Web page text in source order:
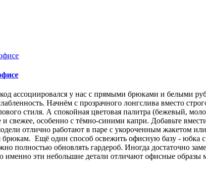
ассоциировался у нас с прямыми брюками и белыми
Начнём с прозрачного лонгслива вместо
стиля. А спокойная цветовая палитра (бежевый,
и свежее, особенно с тёмно-синими капри. Добавьте
отлично работают в паре с укороченным жакетом
Ещё один способ освежить офисную базу - юбка
полностью обновлять гардероб. Иногда достаточно
именно эти небольшие детали отличают офисные